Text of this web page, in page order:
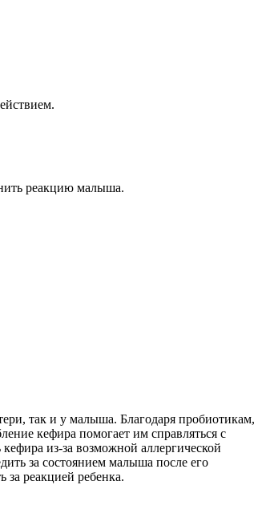
реакцию малыша.
так и у малыша. Благодаря пробиотикам,
кефира помогает им справляться с
из-за возможной аллергической
за состоянием малыша после его
реакцией ребенка.